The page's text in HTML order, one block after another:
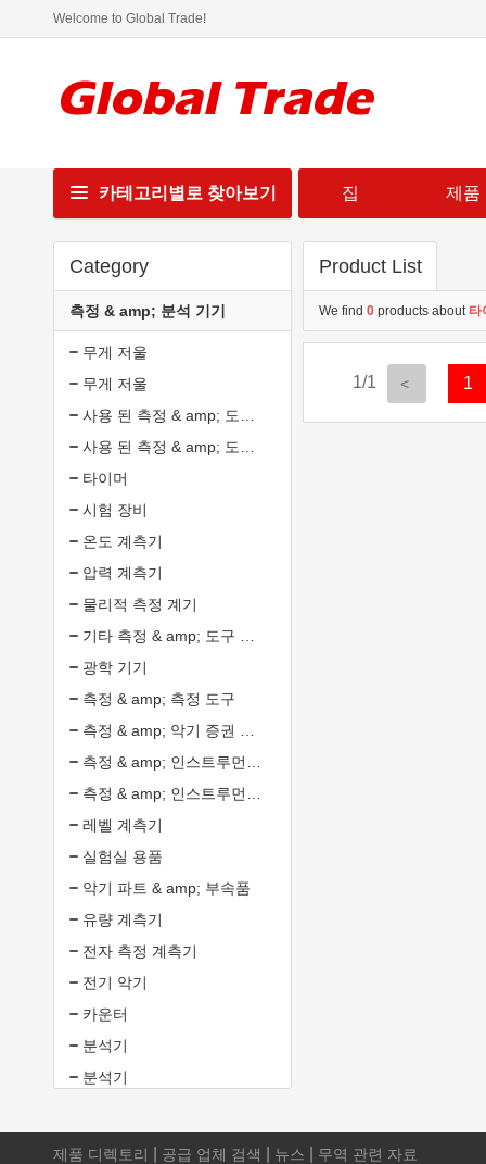
Welcome to Global Trade!
카테고리별로 찾아보기 집 제품
Category
측정 & amp; 분석 기기
무게 저울
무게 저울
타이머
시험 장비
온도 계측기
압력 계측기
물리적 측정 계기
광학 기기
측정 & amp; 측정 도구
레벨 계측기
실험실 용품
악기 파트 & amp; 부속품
유량 계측기
전자 측정 계측기
전기 악기
카운터
분석기
분석기
Product List
We find 0 products about 타
1/1 1
제품 디렉토리 공급 업체 검색 뉴스 무역 관련 자료